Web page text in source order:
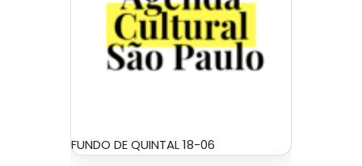
FUNDO DE QUINTAL 18-06